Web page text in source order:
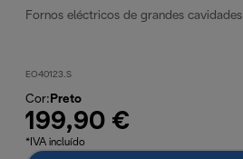
Fornos eléctricos de grandes cavidades
EO40123.S
Cor: Preto
199,90 €
*IVA incluído